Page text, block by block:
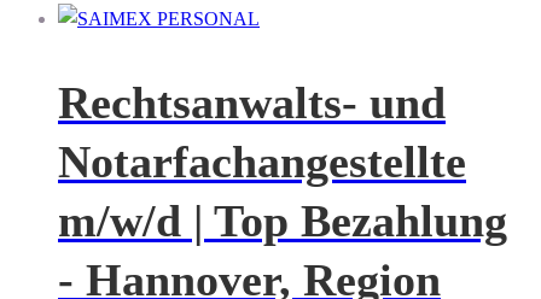
Rechtsanwalts- und
Notarfachangestellte
m/w/d | Top Bezahlung
- Hannover, Region